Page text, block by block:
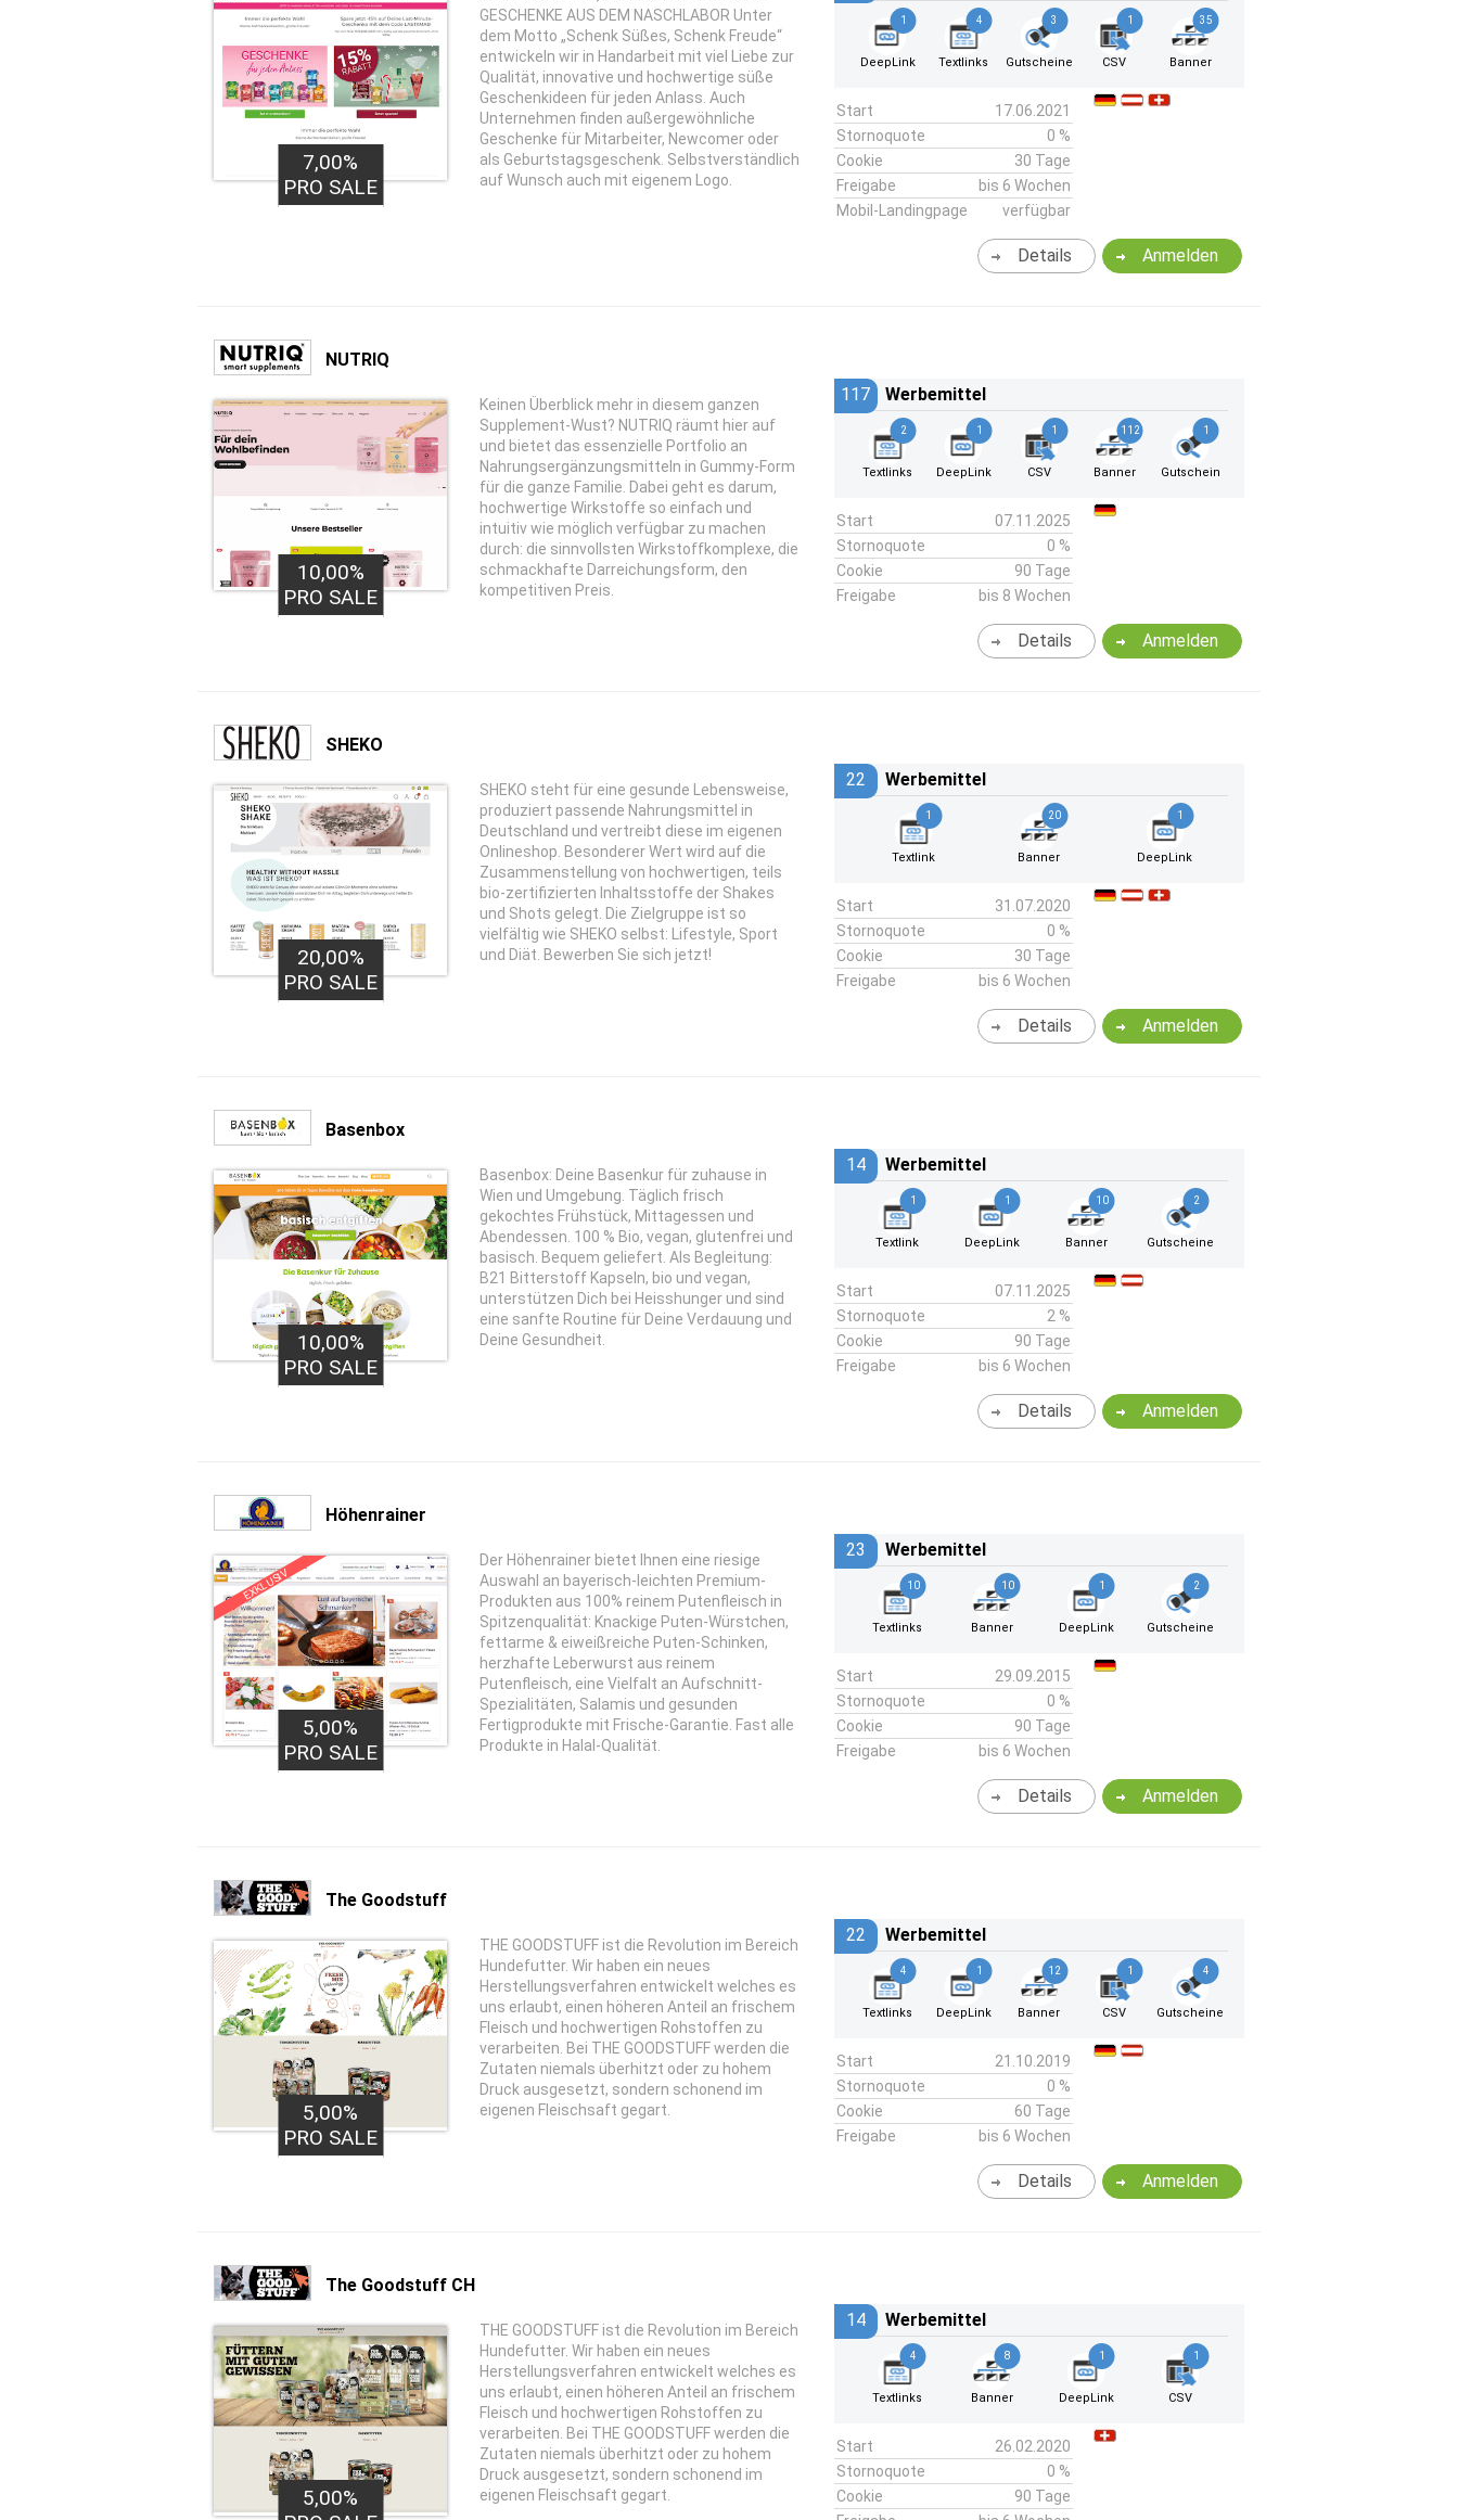
7,00%
PRO SALE
GESCHENKE AUS DEM NASCHLABOR Unter
dem Motto „Schenk Süßes, Schenk Freude“
entwickeln wir in Handarbeit mit viel Liebe zur
Qualität, innovative und hochwertige süße
Geschenkideen für jeden Anlass. Auch
Unternehmen finden außergewöhnliche
Geschenke für Mitarbeiter, Newcomer oder
als Geburtstagsgeschenk. Selbstverständlich
auf Wunsch auch mit eigenem Logo.
1
DeepLink
4
Textlinks
3
Gutscheine
1
CSV
35
Banner
Start
17.06.2021
Stornoquote
0 %
Cookie
30 Tage
Freigabe
bis 6 Wochen
Mobil-Landingpage
verfügbar
Anmelden
Details
NUTRIQ
10,00%
PRO SALE
Keinen Überblick mehr in diesem ganzen
Supplement-Wust? NUTRIQ räumt hier auf
und bietet das essenzielle Portfolio an
Nahrungsergänzungsmitteln in Gummy-Form
für die ganze Familie. Dabei geht es darum,
hochwertige Wirkstoffe so einfach und
intuitiv wie möglich verfügbar zu machen
durch: die sinnvollsten Wirkstoffkomplexe, die
schmackhafte Darreichungsform, den
kompetitiven Preis.
117 Werbemittel
2
Textlinks
1
DeepLink
1
CSV
112
Banner
1
Gutschein
Start
07.11.2025
Stornoquote
0 %
Cookie
90 Tage
Freigabe
bis 8 Wochen
Anmelden
Details
SHEKO
20,00%
PRO SALE
SHEKO steht für eine gesunde Lebensweise,
produziert passende Nahrungsmittel in
Deutschland und vertreibt diese im eigenen
Onlineshop. Besonderer Wert wird auf die
Zusammenstellung von hochwertigen, teils
bio-zertifizierten Inhaltsstoffe der Shakes
und Shots gelegt. Die Zielgruppe ist so
vielfältig wie SHEKO selbst: Lifestyle, Sport
und Diät. Bewerben Sie sich jetzt!
22 Werbemittel
1
Textlink
20
Banner
1
DeepLink
Start
31.07.2020
Stornoquote
0 %
Cookie
30 Tage
Freigabe
bis 6 Wochen
Anmelden
Details
Basenbox
10,00%
PRO SALE
Basenbox: Deine Basenkur für zuhause in
Wien und Umgebung. Täglich frisch
gekochtes Frühstück, Mittagessen und
Abendessen. 100 % Bio, vegan, glutenfrei und
basisch. Bequem geliefert. Als Begleitung:
B21 Bitterstoff Kapseln, bio und vegan,
unterstützen Dich bei Heisshunger und sind
eine sanfte Routine für Deine Verdauung und
Deine Gesundheit.
14 Werbemittel
1
Textlink
1
DeepLink
10
Banner
2
Gutscheine
Start
07.11.2025
Stornoquote
2 %
Cookie
90 Tage
Freigabe
bis 6 Wochen
Anmelden
Details
Höhenrainer
EXKLUSIV
5,00%
PRO SALE
Der Höhenrainer bietet Ihnen eine riesige
Auswahl an bayerisch-leichten Premium-
Produkten aus 100% reinem Putenfleisch in
Spitzenqualität: Knackige Puten-Würstchen,
fettarme & eiweißreiche Puten-Schinken,
herzhafte Leberwurst aus reinem
Putenfleisch, eine Vielfalt an Aufschnitt-
Spezialitäten, Salamis und gesunden
Fertigprodukte mit Frische-Garantie. Fast alle
Produkte in Halal-Qualität.
23 Werbemittel
10
Textlinks
10
Banner
1
DeepLink
2
Gutscheine
Start
29.09.2015
Stornoquote
0 %
Cookie
90 Tage
Freigabe
bis 6 Wochen
Anmelden
Details
The Goodstuff
5,00%
PRO SALE
THE GOODSTUFF ist die Revolution im Bereich
Hundefutter. Wir haben ein neues
Herstellungsverfahren entwickelt welches es
uns erlaubt, einen höheren Anteil an frischem
Fleisch und hochwertigen Rohstoffen zu
verarbeiten. Bei THE GOODSTUFF werden die
Zutaten niemals überhitzt oder zu hohem
Druck ausgesetzt, sondern schonend im
eigenen Fleischsaft gegart.
22 Werbemittel
4
Textlinks
1
DeepLink
12
Banner
1
CSV
4
Gutscheine
Start
21.10.2019
Stornoquote
0 %
Cookie
60 Tage
Freigabe
bis 6 Wochen
Anmelden
Details
The Goodstuff CH
5,00%
THE GOODSTUFF ist die Revolution im Bereich
Hundefutter. Wir haben ein neues
Herstellungsverfahren entwickelt welches es
uns erlaubt, einen höheren Anteil an frischem
Fleisch und hochwertigen Rohstoffen zu
verarbeiten. Bei THE GOODSTUFF werden die
Zutaten niemals überhitzt oder zu hohem
Druck ausgesetzt, sondern schonend im
eigenen Fleischsaft gegart.
14 Werbemittel
4
Textlinks
8
Banner
1
DeepLink
1
CSV
Start
26.02.2020
Stornoquote
0 %
Cookie
90 Tage